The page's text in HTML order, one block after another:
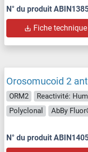
N° du produit
Fiche technique
Orosomucoid 2
ORM2 Reactivité:
Polyclonal
AbBy
N° du produit